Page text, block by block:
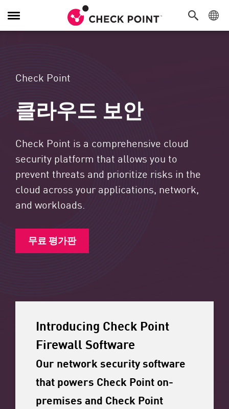
탐색 전환
Check Point
클라우드 보안
Check Point is a comprehensive cloud
security platform that allows you to
prevent threats and prioritize risks in the
cloud across your applications, network,
and workloads.
무료 평가판
Introducing Check Point
Firewall Software
Our network security software
that powers Check Point on-
premises and Check Point